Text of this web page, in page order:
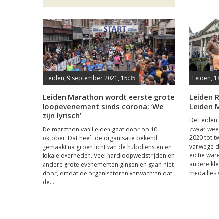
Leiden, 9 september 2021, 15:35
Leiden Marathon wordt eerste grote
loopevenement sinds corona: ‘We
zijn lyrisch’
De marathon van Leiden gaat door op 10
oktober. Dat heeft de organisatie bekend
gemaakt na groen licht van de hulpdiensten en
lokale overheden. Veel hardloopwedstrijden en
andere grote evenementen gingen en gaan niet
door, omdat de organisatoren verwachten dat
de...
Leiden,
Leiden
Leiden
De
zwaar
2020 tot
vanwege
editie
andere
medailles